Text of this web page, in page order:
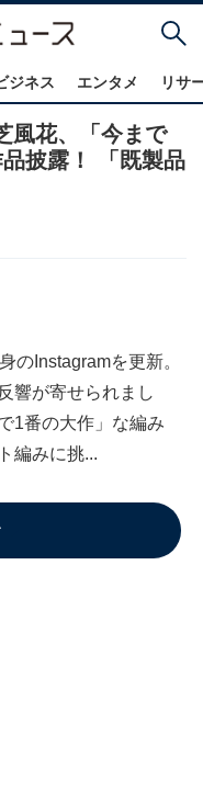
ジネス エンタメ リサ
風花、「今まで
披露！ 「既製品
のInstagramを更新。
響が寄せられまし
1番の大作」な編み
編みに挑...